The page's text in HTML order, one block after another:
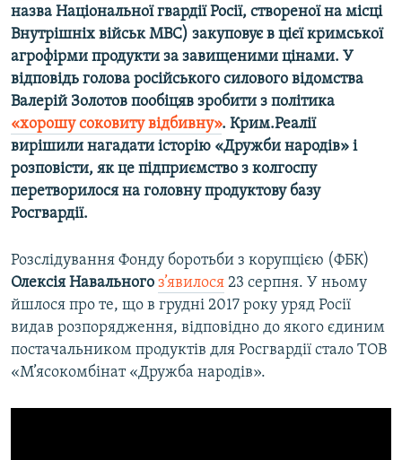
Усі сайти RFE/RL
назва Національної гвардії Росії, створеної на місці
Внутрішніх військ МВС) закуповує в цієї кримської
агрофірми продукти за завищеними цінами. У
відповідь голова російського силового відомства
Валерій Золотов пообіцяв зробити з політика
«хорошу соковиту відбивну». Крим.Реалії
вирішили нагадати історію «Дружби народів» і
розповісти, як це підприємство з колгоспу
перетворилося на головну продуктову базу
Росгвардії.
Розслідування Фонду боротьби з корупцією (ФБК)
Олексія Навального з’явилося 23 серпня. У ньому
йшлося про те, що в грудні 2017 року уряд Росії
видав розпорядження, відповідно до якого єдиним
постачальником продуктів для Росгвардії стало ТОВ
«М’ясокомбінат «Дружба народів».